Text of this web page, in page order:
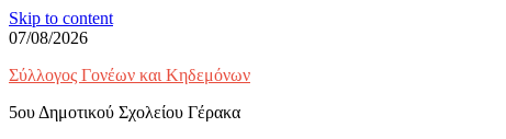
Skip to content
07/08/2026
Σύλλογος Γονέων και Κηδεμόνων
5ου Δημοτικού Σχολείου Γέρακα